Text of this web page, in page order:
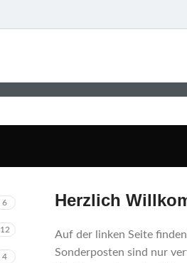
6
12
4
Herzlich
Auf der linken Seite
Sonderposten sind nur